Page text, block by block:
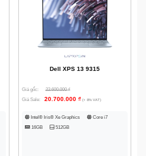
Dell XPS 13 9315
Giá gốc: 22.600.000₫
Giá Sale:
20.700.000 ₫ (+ 8% VAT)
Intel® Iris® Xe Graphics
Core i7
16GB
512GB